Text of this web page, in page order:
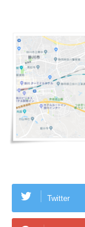
Twitter